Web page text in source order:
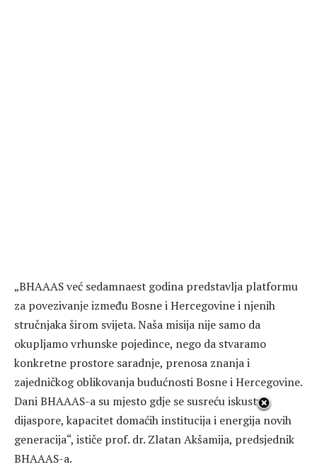
„BHAAAS već sedamnaest godina predstavlja platformu
za povezivanje između Bosne i Hercegovine i njenih
stručnjaka širom svijeta. Naša misija nije samo da
okupljamo vrhunske pojedince, nego da stvaramo
konkretne prostore saradnje, prenosa znanja i
zajedničkog oblikovanja budućnosti Bosne i Hercegovine.
Dani BHAAAS-a su mjesto gdje se susreću iskustvo
dijaspore, kapacitet domaćih institucija i energija novih
generacija“, ističe prof. dr. Zlatan Akšamija, predsjednik
BHAAAS-a.